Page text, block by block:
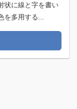
状に線と字を書い
多用する...